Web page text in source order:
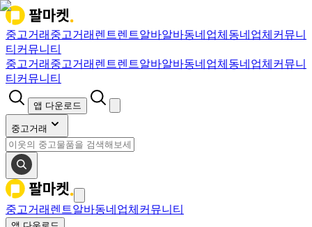
중고거래 중고거래 렌트렌트알바알바동네업체 동네업체 커뮤니
티 커뮤니티
중고거래 중고거래 렌트렌트알바알바동네업체 동네업체 커뮤니
티 커뮤니티
앱 다운로드
중고거래
중고거래 렌트알바동네업체 커뮤니티